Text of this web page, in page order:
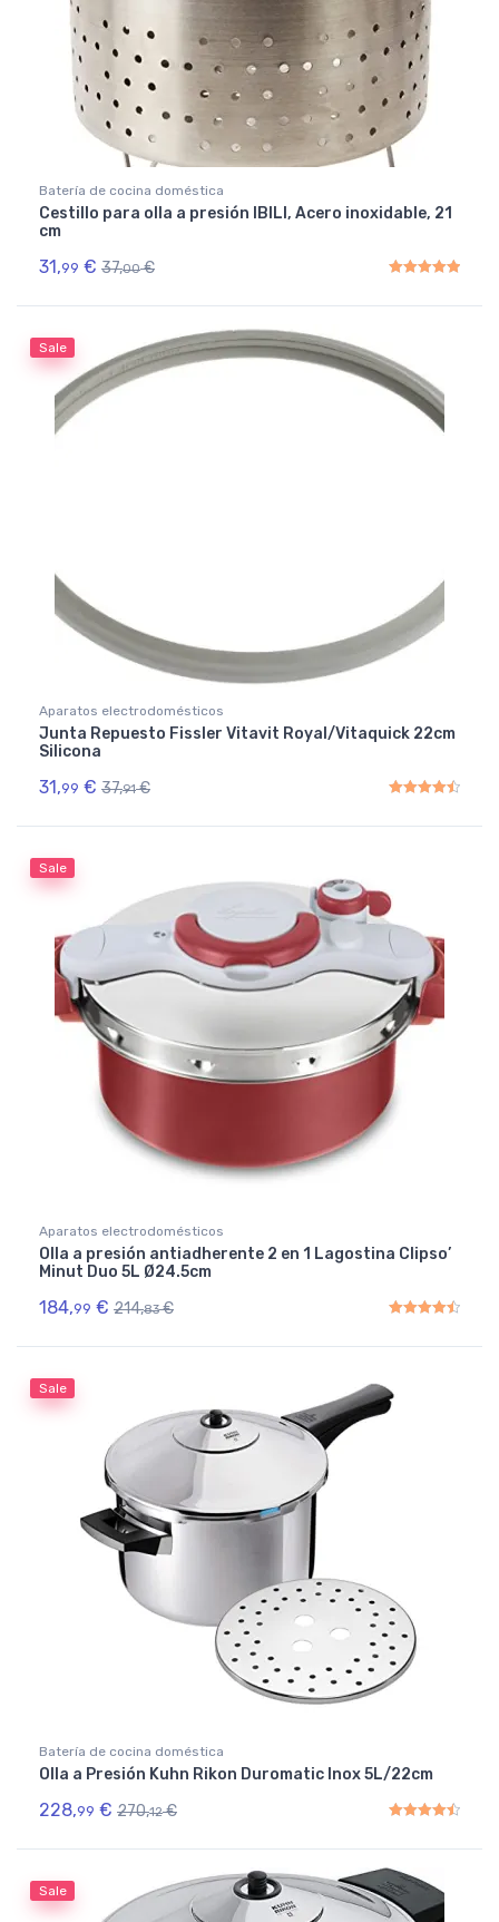
Batería de cocina doméstica
Cestillo para olla a presión IBILI, Acero inoxidable, 21
cm
31,99 € 37,00 €
Sale
Aparatos electrodomésticos
Junta Repuesto Fissler Vitavit Royal/Vitaquick 22cm
Silicona
31,99 € 37,91 €
Sale
Aparatos electrodomésticos
Olla a presión antiadherente 2 en 1 Lagostina Clipso’
Minut Duo 5L Ø24.5cm
184,99 € 214,83 €
Sale
Batería de cocina doméstica
Olla a Presión Kuhn Rikon Duromatic Inox 5L/22cm
228,99 € 270,12 €
Sale